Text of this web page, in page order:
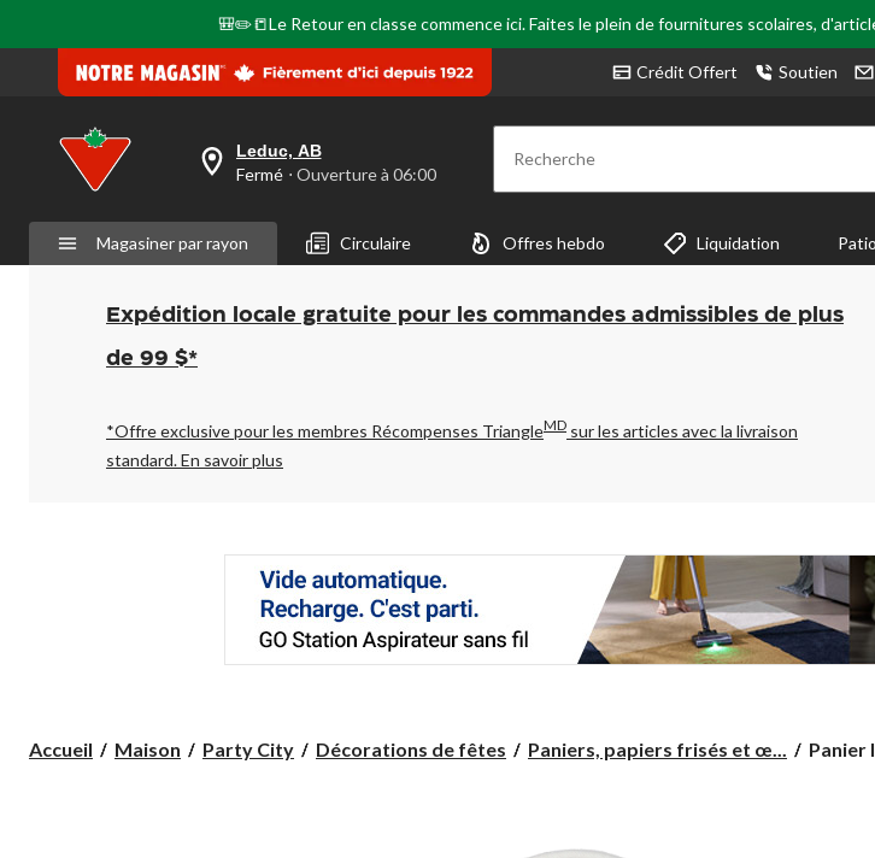
🎒✏️📒Le Retour en classe commence ici. Faites le plein de fournitures scolaires,
Crédit Offert Soutien
votre
est
Leduc,
AB,
Fermé,
Ouverture
à
pour
changer
Leduc, AB
Fermé ⋅ Ouverture à 06:00 Recherche
Magasiner par rayon Circulaire Offres hebdo Liquidation
Expédition locale gratuite pour les commandes admissibles de plus
de 99 $*
*Offre exclusive pour les membres Récompenses TriangleMD sur les articles avec la livraison
standard.En savoir plus
Accueil Maison Party City Décorations de fêtes Paniers, papiers frisés et œ...
Panier
Panier